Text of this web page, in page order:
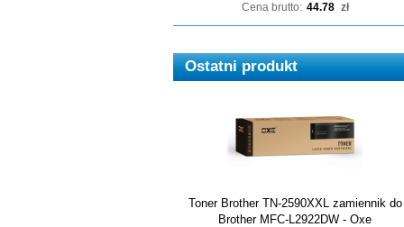
Cena brutto: 44.78 zł
Ostatni produkt
Toner Brother TN-2590XXL zamiennik do
Brother MFC-L2922DW - Oxe